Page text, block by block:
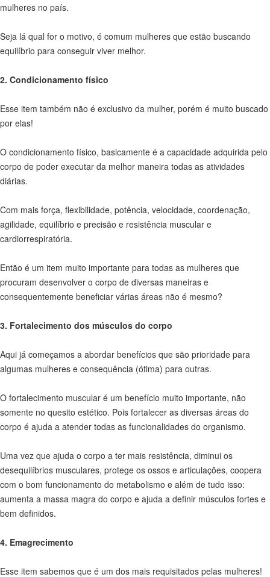
mulheres no país.
Seja lá qual for o motivo, é comum mulheres que estão buscando
equilíbrio para conseguir viver melhor.
2. Condicionamento físico
Esse item também não é exclusivo da mulher, porém é muito buscado
por elas!
O condicionamento físico, basicamente é a capacidade adquirida pelo
corpo de poder executar da melhor maneira todas as atividades
diárias.
Com mais força, flexibilidade, potência, velocidade, coordenação,
agilidade, equilíbrio e precisão e resistência muscular e
cardiorrespiratória.
Então é um item muito importante para todas as mulheres que
procuram desenvolver o corpo de diversas maneiras e
consequentemente beneficiar várias áreas não é mesmo?
3. Fortalecimento dos músculos do corpo
Aqui já começamos a abordar benefícios que são prioridade para
algumas mulheres e consequência (ótima) para outras.
O fortalecimento muscular é um benefício muito importante, não
somente no quesito estético. Pois fortalecer as diversas áreas do
corpo é ajuda a atender todas as funcionalidades do organismo.
Uma vez que ajuda o corpo a ter mais resistência, diminui os
desequilíbrios musculares, protege os ossos e articulações, coopera
com o bom funcionamento do metabolismo e além de tudo isso:
aumenta a massa magra do corpo e ajuda a definir músculos fortes e
bem definidos.
4. Emagrecimento
Esse item sabemos que é um dos mais requisitados pelas mulheres!